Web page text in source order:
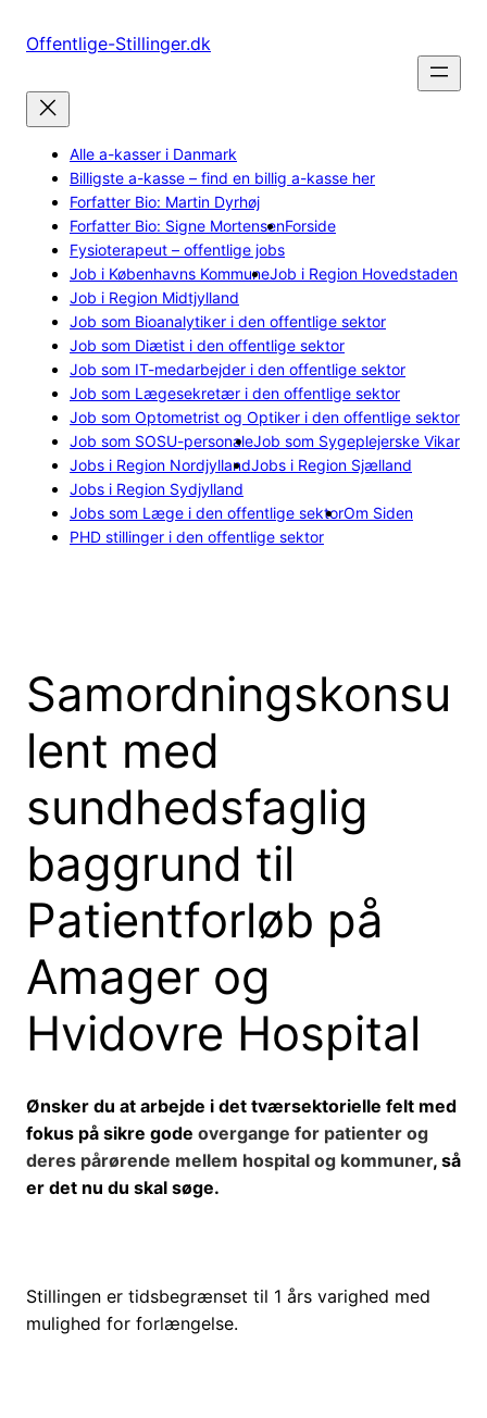
Offentlige-Stillinger.dk
Alle a-kasser i Danmark
Billigste a-kasse – find en billig a-kasse her
Forfatter Bio: Martin Dyrhøj
Forfatter Bio: Signe MortensenForside
Fysioterapeut – offentlige jobs
Job i Københavns KommuneJob i Region Hovedstaden
Job i Region Midtjylland
Job som Bioanalytiker i den offentlige sektor
Job som Diætist i den offentlige sektor
Job som IT-medarbejder i den offentlige sektor
Job som Lægesekretær i den offentlige sektor
Job som Optometrist og Optiker i den offentlige sektor
Job som SOSU-personaleJob som Sygeplejerske Vikar
Jobs i Region NordjyllandJobs i Region Sjælland
Jobs i Region Sydjylland
Jobs som Læge i den offentlige sektorOm Siden
PHD stillinger i den offentlige sektor
Samordningskonsu
lent med
sundhedsfaglig
baggrund til
Patientforløb på
Amager og
Hvidovre Hospital
Ønsker du at arbejde i det tværsektorielle felt med
fokus på sikre gode overgange for patienter og
deres pårørende mellem hospital og kommuner, så
er det nu du skal søge.
Stillingen er tidsbegrænset til 1 års varighed med
mulighed for forlængelse.